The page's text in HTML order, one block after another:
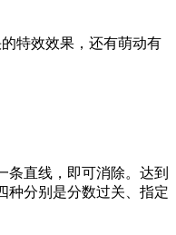
特效效果，还有萌动有
直线，即可消除。达到
种分别是分数过关、指定